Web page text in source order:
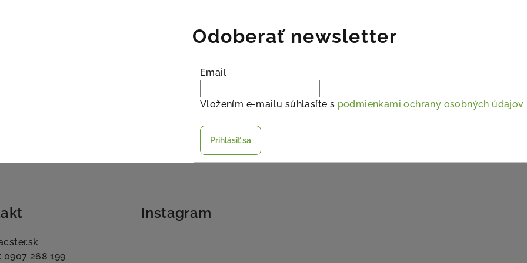
Odoberať newsletter
Email
Vložením e-mailu súhlasíte s podmienkami ochrany osobných údajov
Prihlásiť sa
0907 268 199
Instagram